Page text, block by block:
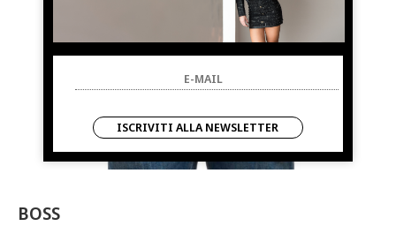
BOSS
ISCRIVITI ALLA NEWSLETTER